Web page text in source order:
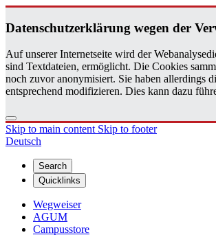
Daten­schutzerklärung wegen der
Auf unserer Internetseite wird der
sind Textdateien, ermöglicht. Die Cookies
noch zuvor anonymisiert. Sie haben allerdings
entsprechend modifizieren. Dies kann dazu
Skip to main content Skip to footer
Deutsch
Search
Quicklinks
Wegweiser
AGUM
Campusstore